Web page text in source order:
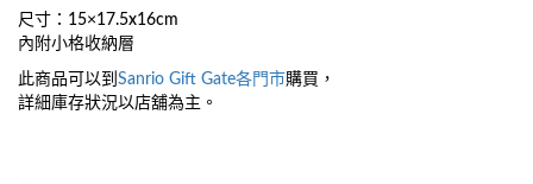
尺寸：15×17.5x16cm
內附小格收納層
此商品可以到 Sanrio Gift Gate各門市 購買，
詳細庫存狀況以店舖為主。